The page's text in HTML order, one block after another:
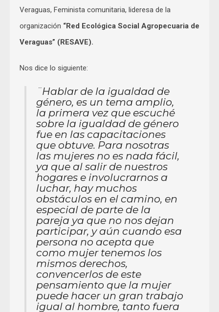
Veraguas, Feminista comunitaria, lideresa de la
organización “Red Ecológica Social Agropecuaria de
Veraguas” (RESAVE).
Nos dice lo siguiente:
¨Hablar de la igualdad de
género, es un tema amplio,
la primera vez que escuché
sobre la igualdad de género
fue en las capacitaciones
que obtuve. Para nosotras
las mujeres no es nada fácil,
ya que al salir de nuestros
hogares e involucrarnos a
luchar, hay muchos
obstáculos en el camino, en
especial de parte de la
pareja ya que no nos dejan
participar, y aún cuando esa
persona no acepta que
como mujer tenemos los
mismos derechos,
convencerlos de este
pensamiento que la mujer
puede hacer un gran trabajo
igual al hombre, tanto fuera